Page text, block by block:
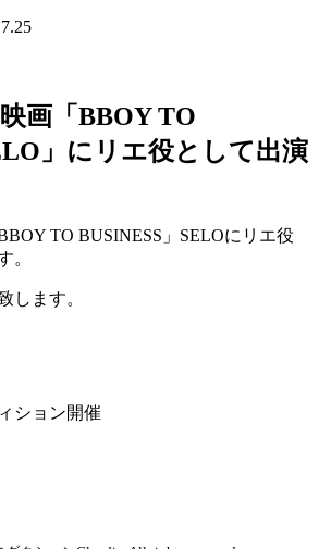
画「BBOY TO
」にリエ役として出演
TO BUSINESS」SELOにリエ役
。
します。
ション開催